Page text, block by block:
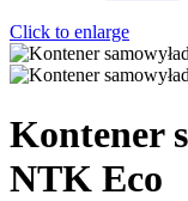
Click to enlarge
Kontener
NTK Eco